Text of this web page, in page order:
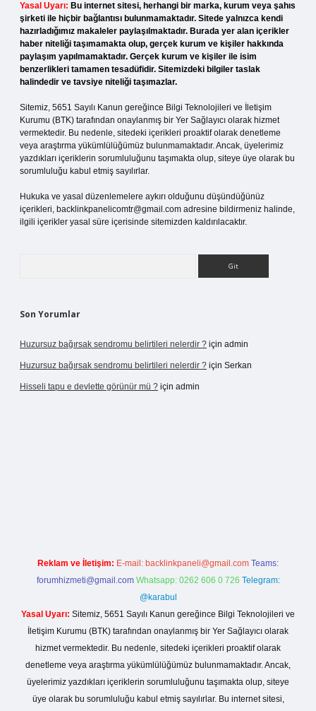
Yasal Uyarı: Bu internet sitesi, herhangi bir marka, kurum veya şahıs
şirketi ile hiçbir bağlantısı bulunmamaktadır. Sitede yalnızca kendi
hazırladığımız makaleler paylaşılmaktadır. Burada yer alan içerikler
haber niteliği taşımamakta olup, gerçek kurum ve kişiler hakkında
paylaşım yapılmamaktadır. Gerçek kurum ve kişiler ile isim
benzerlikleri tamamen tesadüfidir. Sitemizdeki bilgiler taslak
halindedir ve tavsiye niteliği taşımazlar.
Sitemiz, 5651 Sayılı Kanun gereğince Bilgi Teknolojileri ve İletişim
Kurumu (BTK) tarafından onaylanmış bir Yer Sağlayıcı olarak hizmet
vermektedir. Bu nedenle, sitedeki içerikleri proaktif olarak denetleme
veya araştırma yükümlülüğümüz bulunmamaktadır. Ancak, üyelerimiz
yazdıkları içeriklerin sorumluluğunu taşımakta olup, siteye üye olarak bu
sorumluluğu kabul etmiş sayılırlar.
Hukuka ve yasal düzenlemelere aykırı olduğunu düşündüğünüz
içerikleri, backlinkpanelicomtr@gmail.com adresine bildirmeniz halinde,
ilgili içerikler yasal süre içerisinde sitemizden kaldırılacaktır.
Son Yorumlar
Huzursuz bağırsak sendromu belirtileri nelerdir ? için admin
Huzursuz bağırsak sendromu belirtileri nelerdir ? için Serkan
Hisseli tapu e devlette görünür mü ? için admin
Reklam ve İletişim: E-mail: backlinkpaneli@gmail.com Teams:
forumhizmeti@gmail.com Whatsapp: 0262 606 0 726 Telegram:
@karabul
Yasal Uyarı: Sitemiz, 5651 Sayılı Kanun gereğince Bilgi Teknolojileri ve
İletişim Kurumu (BTK) tarafından onaylanmış bir Yer Sağlayıcı olarak
hizmet vermektedir. Bu nedenle, sitedeki içerikleri proaktif olarak
denetleme veya araştırma yükümlülüğümüz bulunmamaktadır. Ancak,
üyelerimiz yazdıkları içeriklerin sorumluluğunu taşımakta olup, siteye
üye olarak bu sorumluluğu kabul etmiş sayılırlar. Bu internet sitesi,